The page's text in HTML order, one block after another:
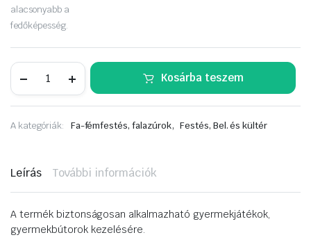
alacsonyabb a
fedőképesség.
Deckfarbe
L.
mennyiség
Kosárba teszem
A kategóriák: Fa-fémfestés, falazúrok, Festés, Bel. és kültér
Leírás További információk
A termék biztonságosan alkalmazható gyermekjátékok,
gyermekbútorok kezelésére.